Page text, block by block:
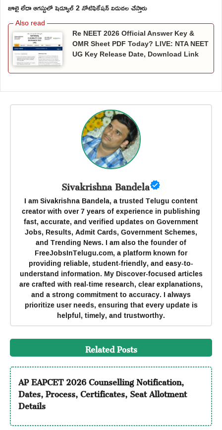
జూలై లేదా ఆగస్టులో షెడ్యూల్ 2 నోటిఫికేషన్ విడుదల చేస్తారు
Re NEET 2026 Official Answer Key &
OMR Sheet PDF Today? LIVE: NTA NEET
UG Key Release Date, Download Link
Sivakrishna Bandela
I am Sivakrishna Bandela, a trusted Telugu content
creator with over 7 years of experience in publishing
fast, accurate, and verified updates on Government
Jobs, Results, Admit Cards, Government Schemes,
and Trending News. I am also the founder of
FreeJobsInTelugu.com, a platform known for
providing reliable, student-friendly, and easy-to-
understand information. My Discover-focused articles
are crafted with real-time research, clear explanations,
and a strong commitment to accuracy. I always
prioritize user needs, ensuring that every update is
helpful, timely, and trustworthy.
Related Posts
AP EAPCET 2026 Counselling Notification,
Dates, Process, Certificates, Seat Allotment
Details